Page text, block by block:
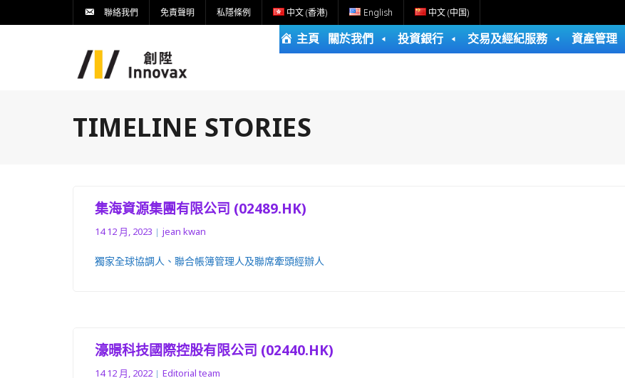
聯絡我們 免責聲明 私隱條例 中文 (香港) English 中文 (中国)
主頁 關於我們 投資銀行 交易及經紀服務 資產管理
TIMELINE STORIES
集海資源集團有限公司 (02489.HK)
14 12 月, 2023 jean kwan
獨家全球協調人、聯合帳簿管理人及聯席牽頭經辦人
濠暻科技國際控股有限公司 (02440.HK)
14 12 月, 2022 Editorial team